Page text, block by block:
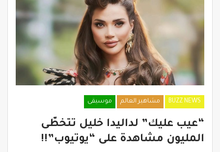
BUZZ NEWS مشاهير العالم موسيقى
“عيب عليك” لداليدا خليل تتخطّى
المليون مشاهدة على “يوتيوب”!!